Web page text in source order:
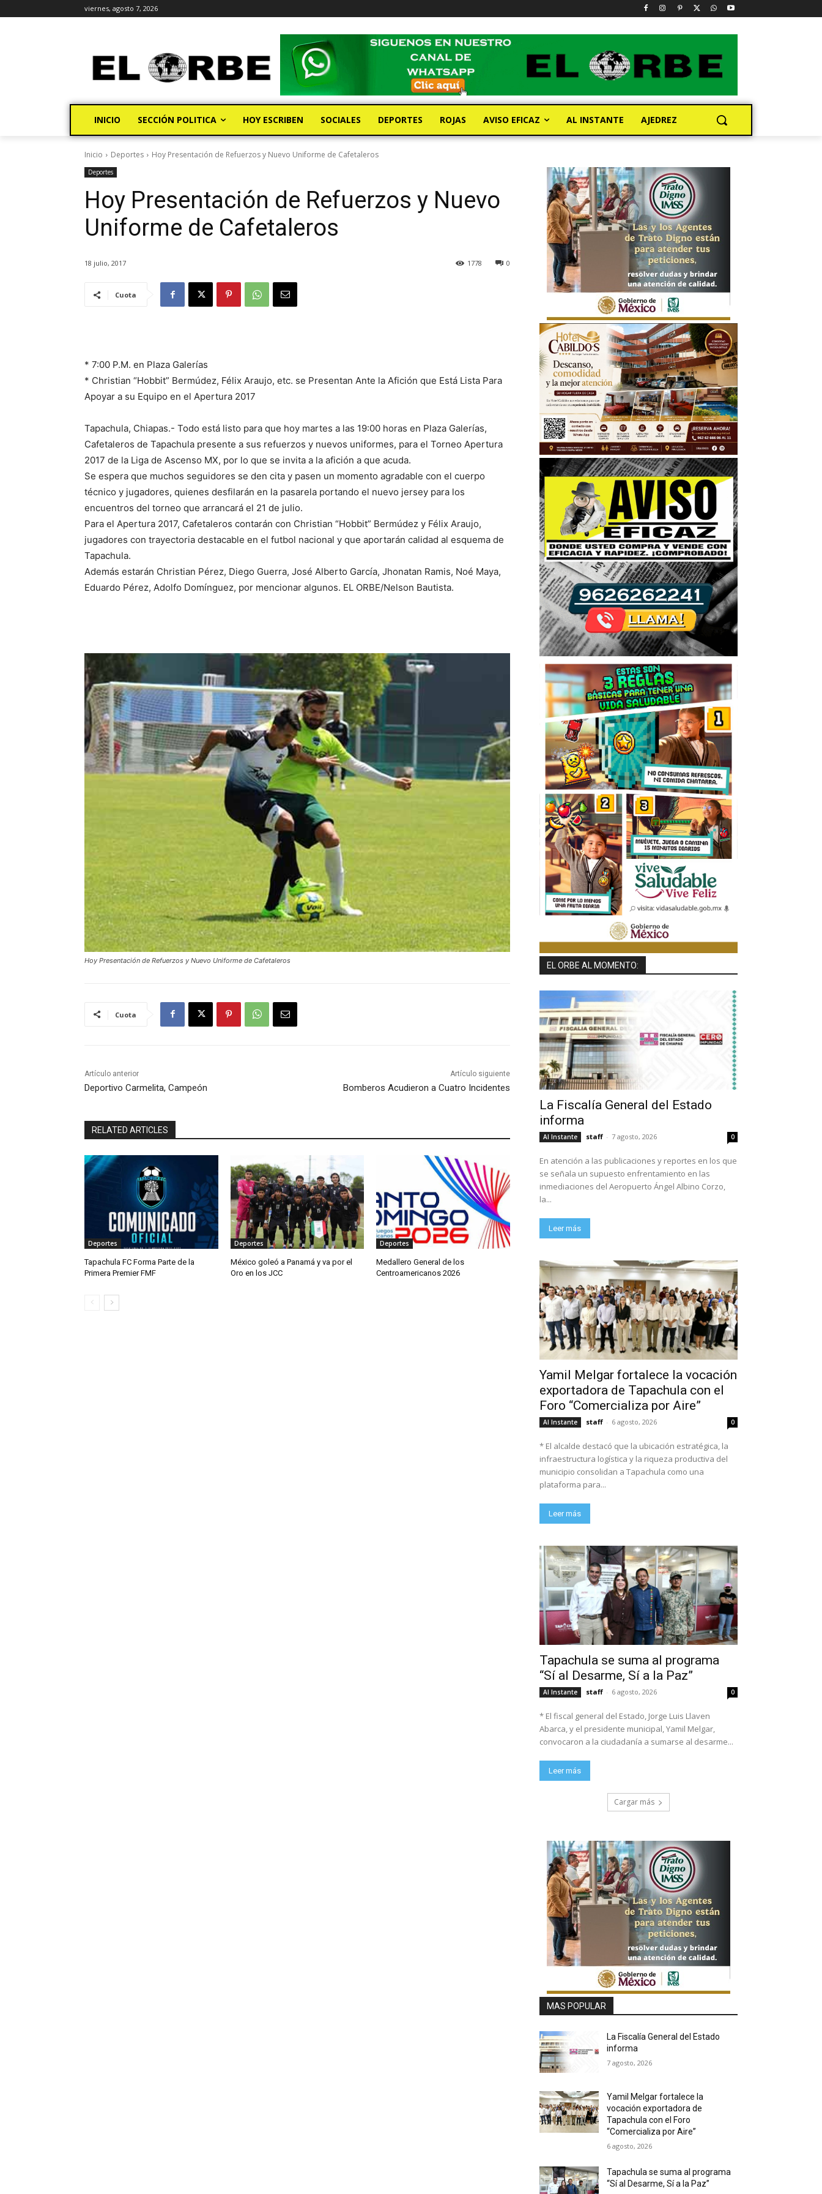
viernes, agosto 7, 2026
INICIO SECCIÓN POLITICA HOY ESCRIBEN SOCIALES DEPORTES ROJAS AVISO EFICAZ AL INSTANTE AJEDREZ
Inicio Deportes Hoy Presentación de Refuerzos y Nuevo Uniforme de Cafetaleros
Deportes
Hoy Presentación de Refuerzos y Nuevo
Uniforme de Cafetaleros
18 julio, 2017 0
1778
Cuota
* 7:00 P.M. en Plaza Galerías
* Christian “Hobbit” Bermúdez, Félix Araujo, etc. se Presentan Ante la Afición que Está Lista Para
Apoyar a su Equipo en el Apertura 2017
Tapachula, Chiapas.- Todo está listo para que hoy martes a las 19:00 horas en Plaza Galerías,
Cafetaleros de Tapachula presente a sus refuerzos y nuevos uniformes, para el Torneo Apertura
2017 de la Liga de Ascenso MX, por lo que se invita a la afición a que acuda.
Se espera que muchos seguidores se den cita y pasen un momento agradable con el cuerpo
técnico y jugadores, quienes desfilarán en la pasarela portando el nuevo jersey para los
encuentros del torneo que arrancará el 21 de julio.
Para el Apertura 2017, Cafetaleros contarán con Christian “Hobbit” Bermúdez y Félix Araujo,
jugadores con trayectoria destacable en el futbol nacional y que aportarán calidad al esquema de
Tapachula.
Además estarán Christian Pérez, Diego Guerra, José Alberto García, Jhonatan Ramis, Noé Maya,
Eduardo Pérez, Adolfo Domínguez, por mencionar algunos. EL ORBE/Nelson Bautista.
Hoy Presentación de Refuerzos y Nuevo Uniforme de Cafetaleros
Cuota
Artículo anterior
Deportivo Carmelita, Campeón
Artículo siguiente
Bomberos Acudieron a Cuatro Incidentes
RELATED ARTICLES
Deportes
Tapachula FC Forma Parte de la
Primera Premier FMF
Deportes
México goleó a Panamá y va por el
Oro en los JCC
Deportes
Medallero General de los
Centroamericanos 2026
EL ORBE AL MOMENTO:
La Fiscalía General del Estado
informa
Al Instante staff - 7 agosto, 2026 0
En atención a las publicaciones y reportes en los que
se señala un supuesto enfrentamiento en las
inmediaciones del Aeropuerto Ángel Albino Corzo,
la...
Leer más
Yamil Melgar fortalece la vocación
exportadora de Tapachula con el
Foro “Comercializa por Aire”
Al Instante staff - 6 agosto, 2026 0
* El alcalde destacó que la ubicación estratégica, la
infraestructura logística y la riqueza productiva del
municipio consolidan a Tapachula como una
plataforma para...
Leer más
Tapachula se suma al programa
“Sí al Desarme, Sí a la Paz”
Al Instante staff - 6 agosto, 2026 0
* El fiscal general del Estado, Jorge Luis Llaven
Abarca, y el presidente municipal, Yamil Melgar,
convocaron a la ciudadanía a sumarse al desarme...
Leer más
Cargar más
MAS POPULAR
La Fiscalía General del Estado
informa
7 agosto, 2026
Yamil Melgar fortalece la
vocación exportadora de
Tapachula con el Foro
“Comercializa por Aire”
6 agosto, 2026
Tapachula se suma al programa
“Sí al Desarme, Sí a la Paz”